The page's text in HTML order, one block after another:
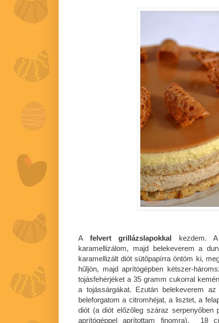
A felvert grillázslapokkal
kezdem.
karamellizálom, majd belekeverem a
karamellizált diót sütőpapírra öntöm ki,
hűljön, majd aprítógépben kétszer-
tojásfehérjéket a 35 gramm cukorral
a tojássárgákat. Ezután belekeverem
beleforgatom a citromhéjat, a lisztet, a
diót (a diót előzőleg száraz serpenyőben
aprítógéppel aprítottam finomra). 18